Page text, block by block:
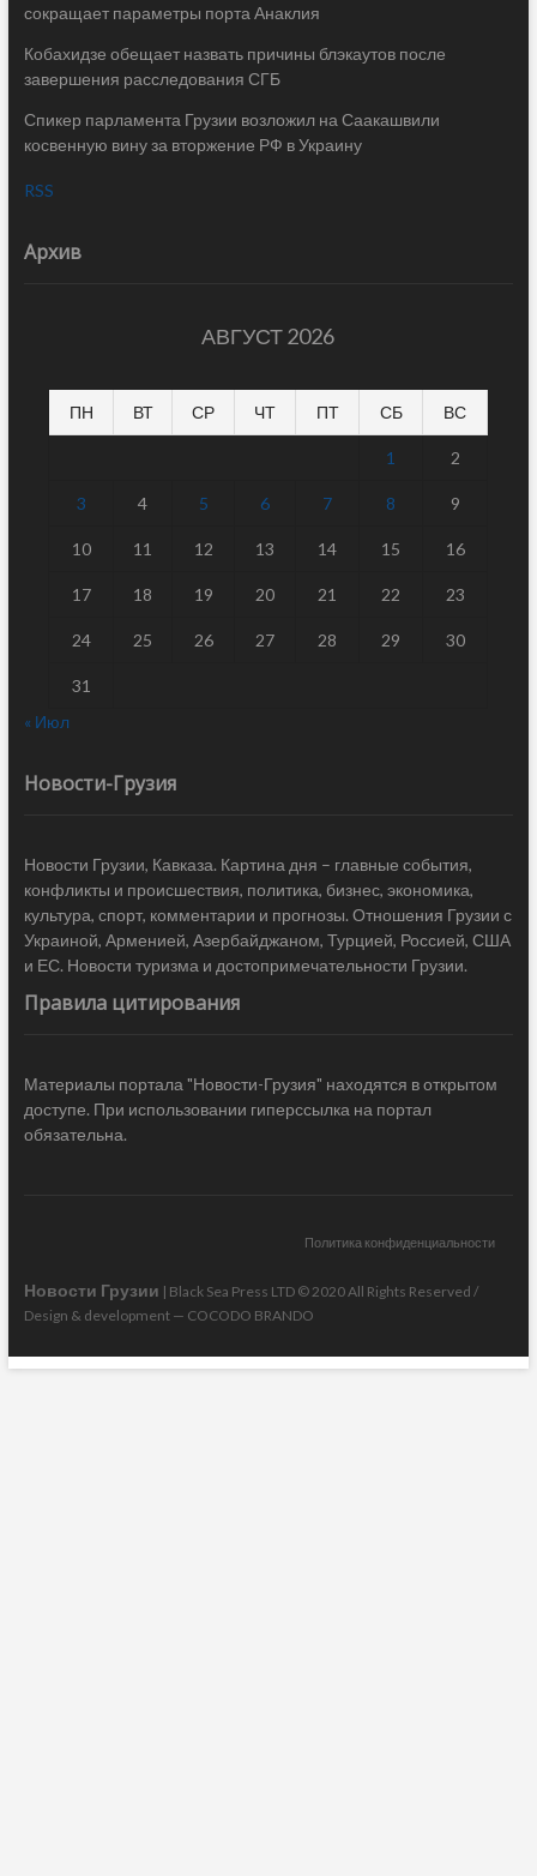
сокращает параметры порта Анаклия
Кобахидзе обещает назвать причины блэкаутов после
завершения расследования СГБ
Спикер парламента Грузии возложил на Саакашвили
косвенную вину за вторжение РФ в Украину
RSS
Архив
АВГУСТ 2026
ПН ВТ СР ЧТ ПТ СБ ВС
1 2
3 4 5 6 7 8 9
10 11 12 13 14 15 16
17 18 19 20 21 22 23
24 25 26 27 28 29 30
31
« Июл
Новости-Грузия
Новости Грузии, Кавказа. Картина дня – главные события,
конфликты и происшествия, политика, бизнес, экономика,
культура, спорт, комментарии и прогнозы. Отношения Грузии с
Украиной, Арменией, Азербайджаном, Турцией, Россией, США
и ЕС. Новости туризма и достопримечательности Грузии.
Правила цитирования
Материалы портала "Новости-Грузия" находятся в открытом
доступе. При использовании гиперссылка на портал
обязательна.
Политика конфиденциальности
Новости Грузии | Black Sea Press LTD © 2020 All Rights Reserved /
Design & development — COCODO BRANDO